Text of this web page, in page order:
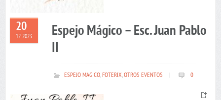
20
12 2023
Espejo Mágico – Esc. Juan Pablo
II
ESPEJO MAGICO,FOTERIX,OTROS EVENTOS 0